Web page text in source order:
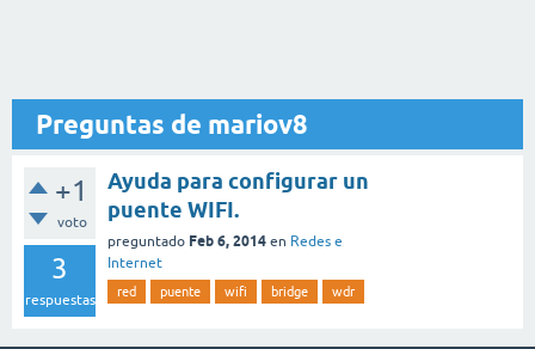
Preguntas de mariov8
+1
voto
3
respuestas
Ayuda para configurar un
puente WIFI.
preguntado Feb 6, 2014 en Redes e
Internet
red puente wifi bridge wdr